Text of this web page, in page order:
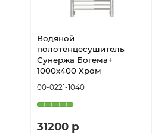
Водяной
полотенцесушитель
Сунержа Богема+
1000х400 Хром
00-0221-1040
31200 р